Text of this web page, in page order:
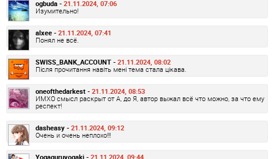
ogbuda - 21.11.2024, 07:06
Изумительно!
alxee - 21.11.2024, 07:41
Понял не всё.
SWISS_BANK_ACCOUNT - 21.11.2024, 08:02
Після прочитання навіть мені тема стала цікава.
oneofthedarkest - 21.11.2024, 08:53
ИМХО смысл раскрыт от А, до Я, автор выжал всё что можно, за что ему
респект!
dasheasy - 21.11.2024, 09:12
Очень и очень неплохо!!!
Yogaguruyogaki - 21.11.2024, 09:44